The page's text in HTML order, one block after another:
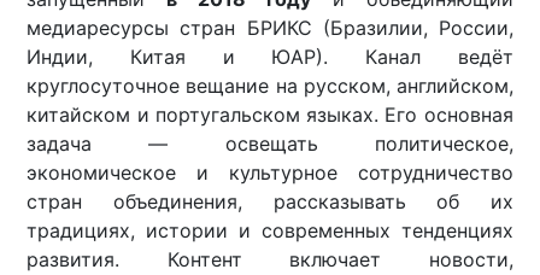
медиаресурсы стран БРИКС (Бразилии, России,
Индии, Китая и ЮАР). Канал ведёт
круглосуточное вещание на русском, английском,
китайском и португальском языках. Его основная
задача — освещать политическое,
экономическое и культурное сотрудничество
стран объединения, рассказывать об их
традициях, истории и современных тенденциях
развития. Контент включает новости,